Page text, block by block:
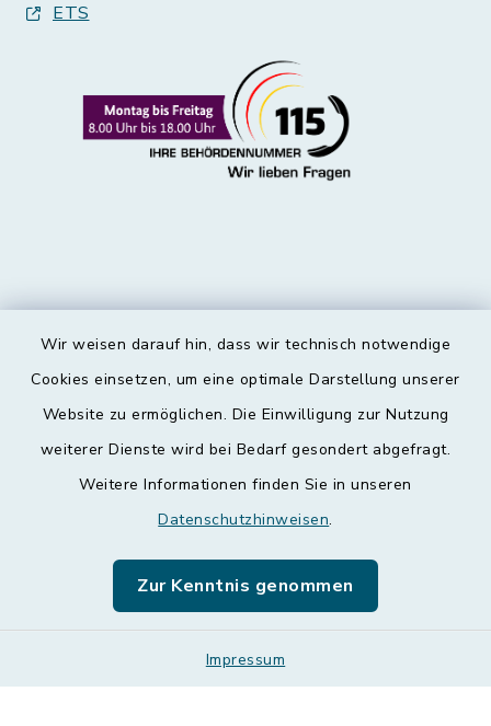
Wir weisen darauf hin, dass wir technisch notwendige
Cookies einsetzen, um eine optimale Darstellung unserer
Website zu ermöglichen. Die Einwilligung zur Nutzung
weiterer Dienste wird bei Bedarf gesondert abgefragt.
Weitere Informationen finden Sie in unseren
Datenschutzhinweisen.
Zur Kenntnis genommen
Impressum
ETS
Kontakt
Datenschutz
Leichte Sprache
Sitemap